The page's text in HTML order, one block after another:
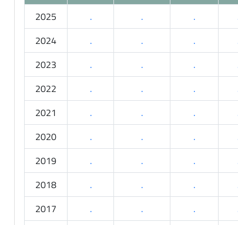
2025
. . .
2024
. . .
2023
. . .
2022
. . .
2021
. . .
2020
. . .
2019
. . .
2018
. . .
2017
. . .